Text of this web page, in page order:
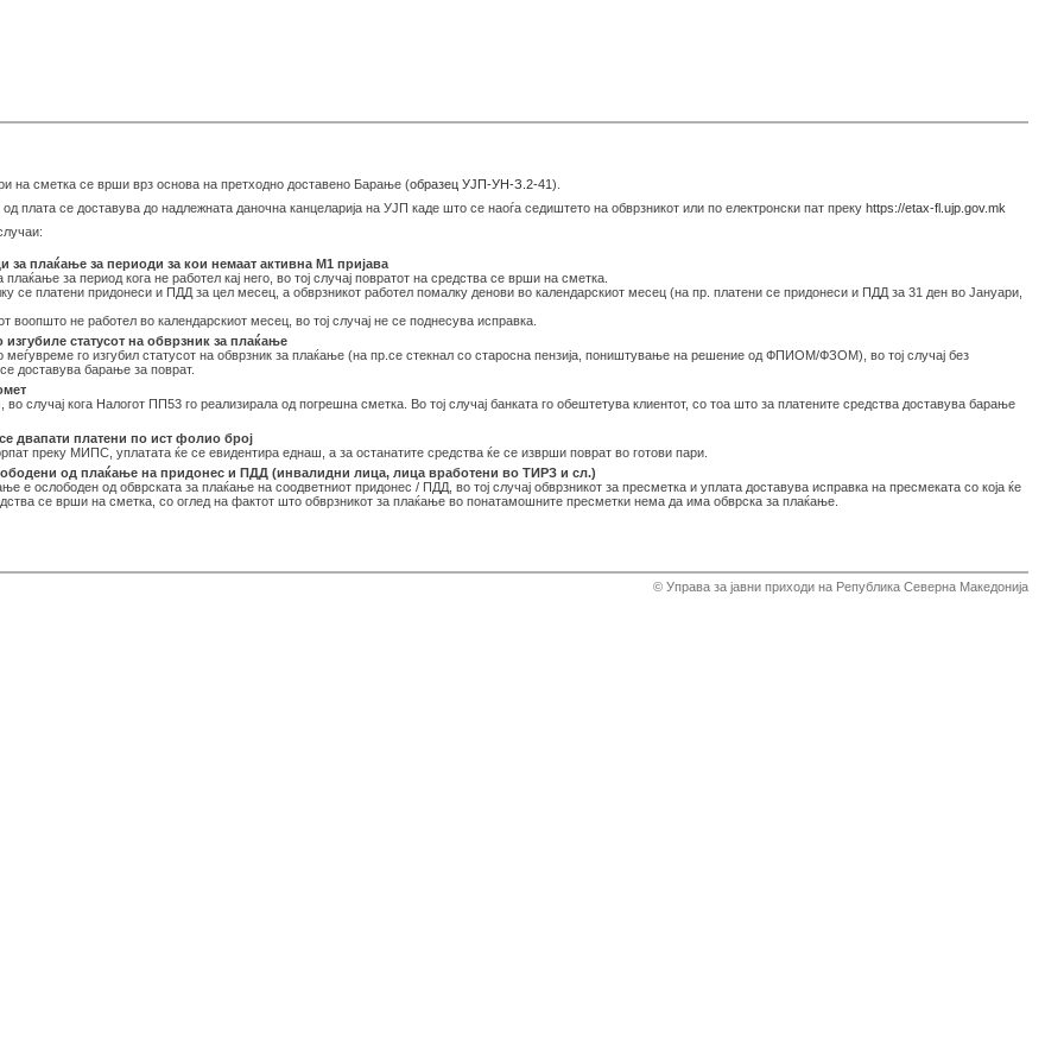
на сметка се врши врз основа на претходно доставено Барање (образец УЈП-УН-З.2-41).
плата се доставува до надлежната даночна канцеларија на УЈП каде што се наоѓа седиштето на обврзникот или по електронски пат преку https://etax-fl.ujp.gov.mk
плаќање за периоди за кои немаат активна М1 пријава
за период кога не работел кај него, во тој случај повратот на средства се врши на сметка.
се платени придонеси и ПДД за цел месец, а обврзникот работел помалку денови во календарскиот месец (на пр. платени се придонеси и ПДД за 31 ден во Јануари,
не работел во календарскиот месец, во тој случај не се поднесува исправка.
статусот на обврзник за плаќање
го изгубил статусот на обврзник за плаќање (на пр.се стекнал со старосна пензија, поништување на решение од ФПИОМ/ФЗОМ), во тој случај без
доставува барање за поврат.
случај кога Налогот ПП53 го реализирала од погрешна сметка. Во тој случај банката го обештетува клиентот, со тоа што за платените средства доставува барање
двапати платени по ист фолио број
преку МИПС, уплатата ќе се евидентира еднаш, а за останатите средства ќе се изврши поврат во готови пари.
од плаќање на придонес и ПДД (инвалидни лица, лица вработени во ТИРЗ и сл.)
ослободен од обврската за плаќање на соодветниот придонес / ПДД, во тој случај обврзникот за пресметка и уплата доставува исправка на пресмеката со која ќе
се врши на сметка, со оглед на фактот што обврзникот за плаќање во понатамошните пресметки нема да има обврска за плаќање.
© Управа за јавни приходи на Република Северна Македонија